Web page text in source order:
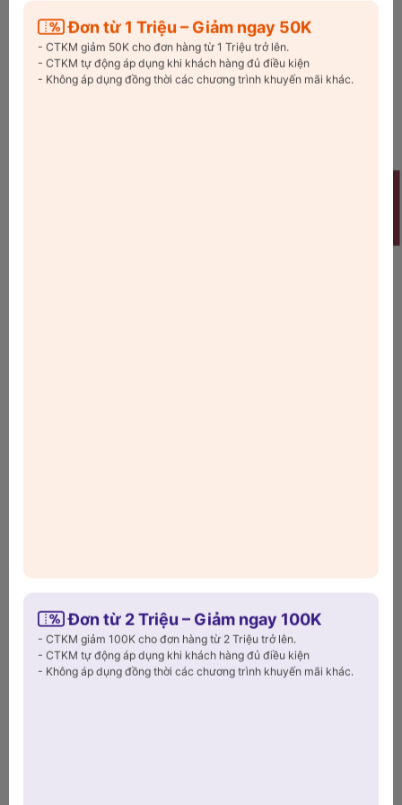
Đối với máy ép trái cây có ống tiếp nguyên liệu cỡ lớn
khoảng
75 mm, người sử dụng có thể trực tiếp cho trái cây nhỏ và vừa
(cỡ quả táo 150 g) vào máy để ép nước mà
tốn công cắt nhỏ, giúp tiết kiệm thời gian và công sức.
Đơn từ 1 Triệu – Giảm ngay 50K
- CTKM giảm 50K cho đơn hàng từ 1 Triệu trở lên.
- CTKM tự động áp dụng khi khách hàng đủ điều kiện
- Không áp dụng đồng thời các chương trình khuyến mãi khác.
Đơn từ 2 Triệu – Giảm ngay 100K
- CTKM giảm 100K cho đơn hàng từ 2 Triệu trở lên.
- CTKM tự động áp dụng khi khách hàng đủ điều kiện
- Không áp dụng đồng thời các chương trình khuyến mãi khác.